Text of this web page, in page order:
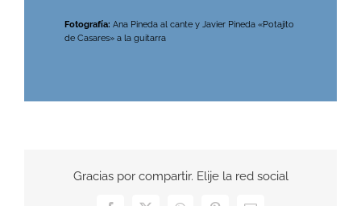
Fotografía: Ana Pineda al cante y Javier Pineda «Potajito
de Casares» a la guitarra
Gracias por compartir. Elije la red social